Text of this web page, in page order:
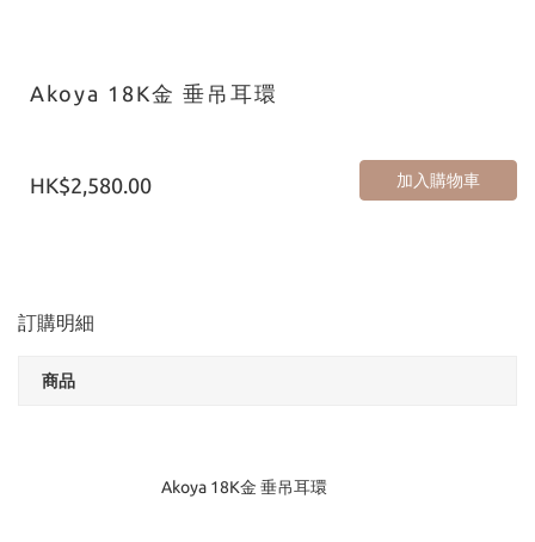
Akoya 18K金 垂吊耳環
HK$2,580.00 加入購物車
訂購明細
商品
Akoya 18K金 垂吊耳環